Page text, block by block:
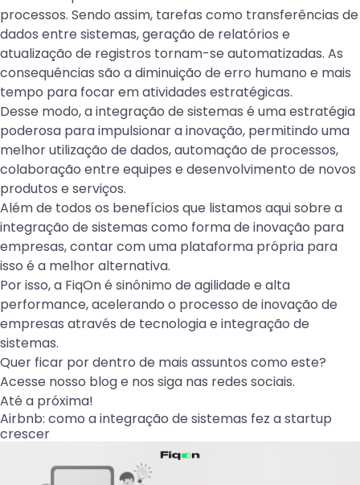
processos. Sendo assim, tarefas como transferências de
dados entre sistemas, geração de relatórios e
atualização de registros tornam-se automatizadas. As
consequências são a diminuição de erro humano e mais
tempo para focar em atividades estratégicas.
Desse modo, a integração de sistemas é uma estratégia
poderosa para impulsionar a inovação, permitindo uma
melhor utilização de dados, automação de processos,
colaboração entre equipes e desenvolvimento de novos
produtos e serviços.
Além de todos os benefícios que listamos aqui sobre a
integração de sistemas como forma de inovação para
empresas, contar com uma plataforma própria para
isso é a melhor alternativa.
Por isso, a FiqOné sinônimo de agilidade e alta
performance, acelerando o processo de inovação de
empresas através de tecnologia e integração de
sistemas.
Quer ficar por dentro de mais assuntos como este?
Acesse nosso bloge nos siga nas redes sociais.
Até a próxima!
Airbnb: como a integração de sistemas fez a startup
crescer